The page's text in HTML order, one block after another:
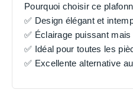
Pourquoi choisir ce
✅ Design élégant et
✅ Éclairage puissant
✅ Idéal pour toutes les
✅ Excellente alternative